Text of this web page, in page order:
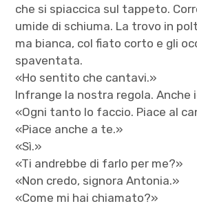
che si spiaccica sul tappeto.
umide di schiuma. La trovo in
ma bianca, col fiato corto e gli
spaventata.
«Ho sentito che cantavi.»
Infrange la nostra regola. Anche
«Ogni tanto lo faccio. Piace al
«Piace anche a te.»
«Sì.»
«Ti andrebbe di farlo per me?»
«Non credo, signora Antonia.»
«Come mi hai chiamato?»